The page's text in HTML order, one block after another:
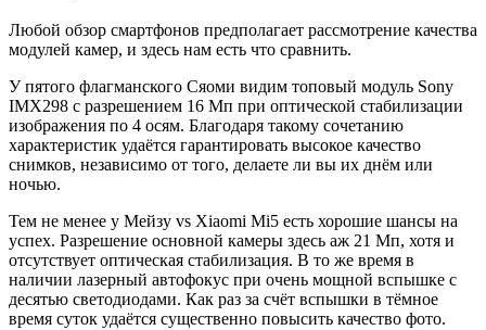
Любой обзор смартфонов предполагает рассмотрение качества
модулей камер, и здесь нам есть что сравнить.
У пятого флагманского Сяоми видим топовый модуль Sony
IMX298 с разрешением 16 Мп при оптической стабилизации
изображения по 4 осям. Благодаря такому сочетанию
характеристик удаётся гарантировать высокое качество
снимков, независимо от того, делаете ли вы их днём или
ночью.
Тем не менее у Мейзу vs Xiaomi Mi5 есть хорошие шансы на
успех. Разрешение основной камеры здесь аж 21 Мп, хотя и
отсутствует оптическая стабилизация. В то же время в
наличии лазерный автофокус при очень мощной вспышке с
десятью светодиодами. Как раз за счёт вспышки в тёмное
время суток удаётся существенно повысить качество фото.